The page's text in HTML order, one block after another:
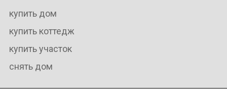
купить дом
купить коттедж
купить участок
снять дом